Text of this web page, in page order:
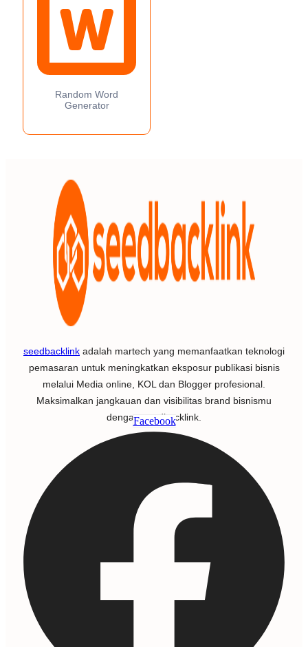
Random Word
Generator
seedbacklink adalah martech yang memanfaatkan teknologi
pemasaran untuk meningkatkan eksposur publikasi bisnis
melalui Media online, KOL dan Blogger profesional.
Maksimalkan jangkauan dan visibilitas brand bisnismu
dengan seedbacklink.
Facebook